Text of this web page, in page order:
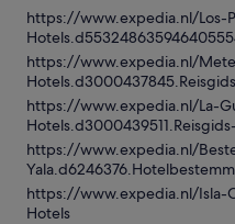
https://www.expedia.nl/Los-
https://www.expedia.nl/
https://www.expedia.nl/La-
https://www.expedia.nl/
https://www.expedia.nl/Isla-
Hotels